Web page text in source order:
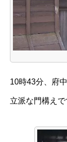
10時43分、府
立派な門構え